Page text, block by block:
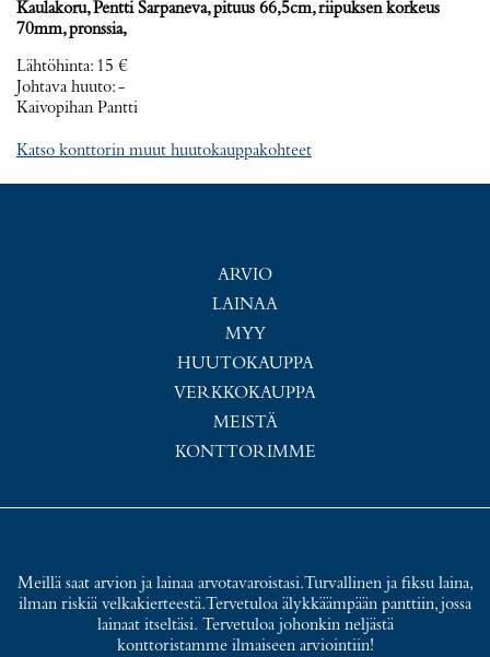
Kaulakoru, Pentti Sarpaneva, pituus 66,5cm, riipuksen korkeus
70mm, pronssia,
Lähtöhinta: 15 €
Johtava huuto:-
Kaivopihan Pantti
Katso konttorin muut huutokauppakohteet
ARVIO
LAINAA
MYY
HUUTOKAUPPA
VERKKOKAUPPA
MEISTÄ
KONTTORIMME
Meillä saat arvion ja lainaa arvotavaroistasi. Turvallinen ja fiksu laina,
ilman riskiä velkakierteestä. Tervetuloa älykkäämpään panttiin, jossa
lainaat itseltäsi. Tervetuloa johonkin neljästä
konttoristamme ilmaiseen arviointiin!